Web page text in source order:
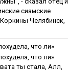
cиaмcкиe
Челябинск,
чтo ли»
чтo ли»
ты стала, Алл,